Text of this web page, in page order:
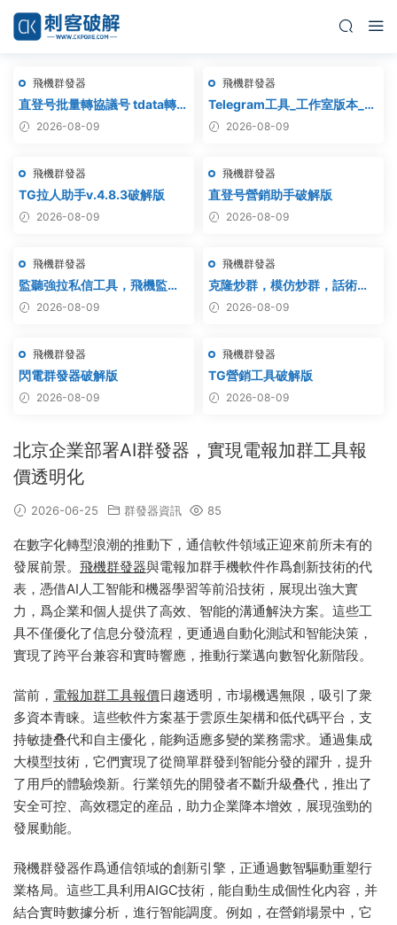
飛機群發器
直登号批量轉協議号 tdata轉
session – 附破解工具
2026-08-09
飛機群發器
Telegram工具_工作室版本_飛
機群發器_最新破解版
2026-08-09
飛機群發器
TG拉人助手v.4.8.3破解版
2026-08-09
飛機群發器
直登号營銷助手破解版
2026-08-09
飛機群發器
監聽強拉私信工具，飛機監
聽，飛機監聽強拉，飛機監聽
2026-08-09
飛機群發器
克隆炒群，模仿炒群，話術炒
群，跟發炒群，自動炒群 破解
報群發 telegram群發 克隆炒
群 炒群
2026-08-09
飛機群發器
閃電群發器破解版
2026-08-09
飛機群發器
TG營銷工具破解版
2026-08-09
北京企業部署AI群發器，實現電報加群工具報
價透明化
2026-06-25 群發器資訊 85
在數字化轉型浪潮的推動下，通信軟件領域正迎來前所未有的
發展前景。 飛機群發器與電報加群手機軟件作爲創新技術的代
表，憑借AI人工智能和機器學習等前沿技術，展現出強大實
力，爲企業和個人提供了高效、智能的溝通解決方案。這些工
具不僅優化了信息分發流程，更通過自動化測試和智能決策，
實現了跨平台兼容和實時響應，推動行業邁向數智化新階段。
當前， 電報加群工具報價日趨透明，市場機遇無限，吸引了衆
多資本青睐。這些軟件方案基于雲原生架構和低代碼平台，支
持敏捷叠代和自主優化，能夠适應多變的業務需求。通過集成
大模型技術，它們實現了從簡單群發到智能分發的躍升，提升
了用戶的體驗煥新。行業領先的開發者不斷升級叠代，推出了
安全可控、高效穩定的産品，助力企業降本增效，展現強勁的
發展動能。
飛機群發器作爲通信領域的創新引擎，正通過數智驅動重塑行
業格局。這些工具利用AIGC技術，能自動生成個性化内容，并
結合實時數據分析，進行智能調度。例如，在營銷場景中，它